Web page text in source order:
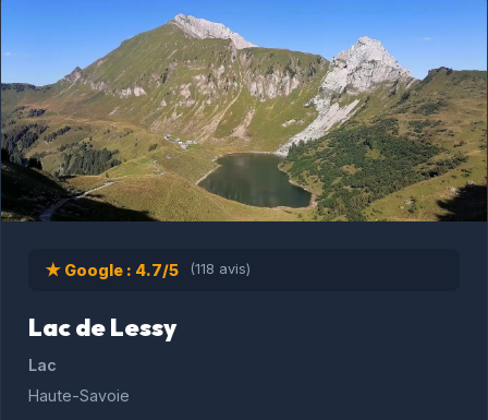
★ Google : 4.7/5 (118 avis)
Lac de Lessy
Lac
Haute-Savoie